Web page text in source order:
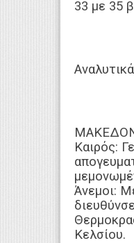
33 με 35
Καιρός:
Άνεμοι:
Κελσίου.